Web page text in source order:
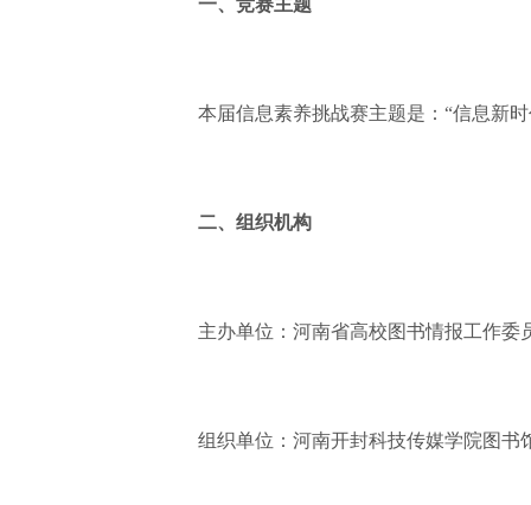
一、竞赛主题
本届信息素养挑战赛主题是：“信息新时
二、组织机构
主办单位：河南省高校图书情报工作委
组织单位：河南开封科技传媒学院图书